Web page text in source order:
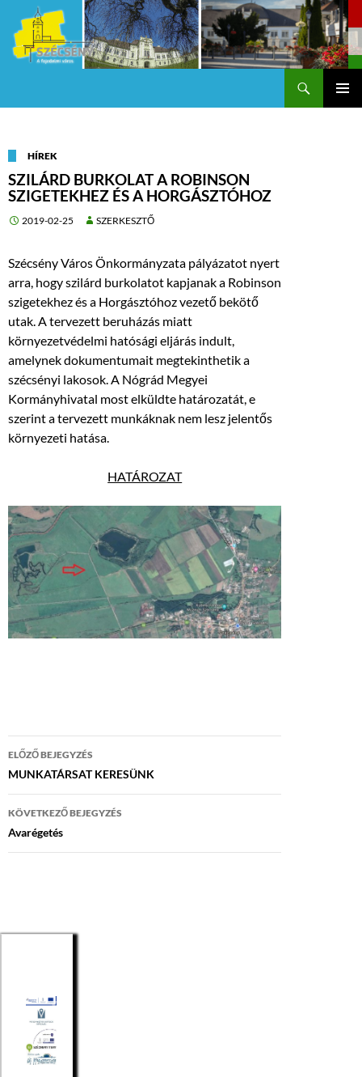
HÍREK
SZILÁRD BURKOLAT A ROBINSON
SZIGETEKHEZ ÉS A HORGÁSZTÓHOZ
2019-02-25 SZERKESZTŐ
Szécsény Város Önkormányzata pályázatot nyert
arra, hogy szilárd burkolatot kapjanak a Robinson
szigetekhez és a Horgásztóhoz vezető bekötő
utak. A tervezett beruházás miatt
környezetvédelmi hatósági eljárás indult,
amelynek dokumentumait megtekinthetik a
szécsényi lakosok. A Nógrád Megyei
Kormányhivatal most elküldte határozatát, e
szerint a tervezett munkáknak nem lesz jelentős
környezeti hatása.
HATÁROZAT
Bejegyzés
navigáció
ELŐZŐ BEJEGYZÉS
MUNKATÁRSAT KERESÜNK
KÖVETKEZŐ BEJEGYZÉS
Avarégetés